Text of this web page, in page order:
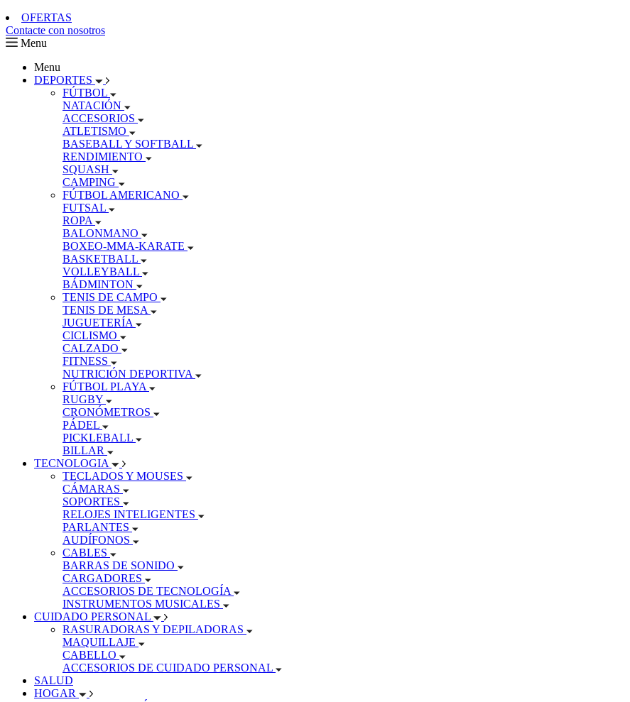
OFERTAS
Contacte con nosotros
Menu
Menu
DEPORTES
FÚTBOL
NATACIÓN
ACCESORIOS
ATLETISMO
BASEBALL Y SOFTBALL
RENDIMIENTO
SQUASH
CAMPING
FÚTBOL AMERICANO
FUTSAL
ROPA
BALONMANO
BOXEO-MMA-KARATE
BASKETBALL
VOLLEYBALL
BÁDMINTON
TENIS DE CAMPO
TENIS DE MESA
JUGUETERÍA
CICLISMO
CALZADO
FITNESS
NUTRICIÓN DEPORTIVA
FÚTBOL PLAYA
RUGBY
CRONÓMETROS
PÁDEL
PICKLEBALL
BILLAR
TECNOLOGIA
TECLADOS Y MOUSES
CÁMARAS
SOPORTES
RELOJES INTELIGENTES
PARLANTES
AUDÍFONOS
CABLES
BARRAS DE SONIDO
CARGADORES
ACCESORIOS DE TECNOLOGÍA
INSTRUMENTOS MUSICALES
CUIDADO PERSONAL
RASURADORAS Y DEPILADORAS
MAQUILLAJE
CABELLO
ACCESORIOS DE CUIDADO PERSONAL
SALUD
HOGAR